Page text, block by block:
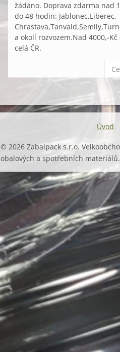
žádáno. Doprava zdarma nad
do 48 hodin: Jablonec,Liberec,
a okolí rozvozem.Nad 4000,-Kč
celá ČR.
Úvod
© 2026 Zabalpack s.r.o.
obalových a spotřebních materiálů.